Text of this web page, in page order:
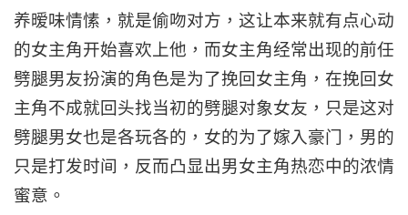
养暧味情愫，就是偷吻对方，这让本来就有点心动
的女主角开始喜欢上他，而女主角经常出现的前任
劈腿男友扮演的角色是为了挽回女主角，在挽回女
主角不成就回头找当初的劈腿对象女友，只是这对
劈腿男女也是各玩各的，女的为了嫁入豪门，男的
只是打发时间，反而凸显出男女主角热恋中的浓情
蜜意。